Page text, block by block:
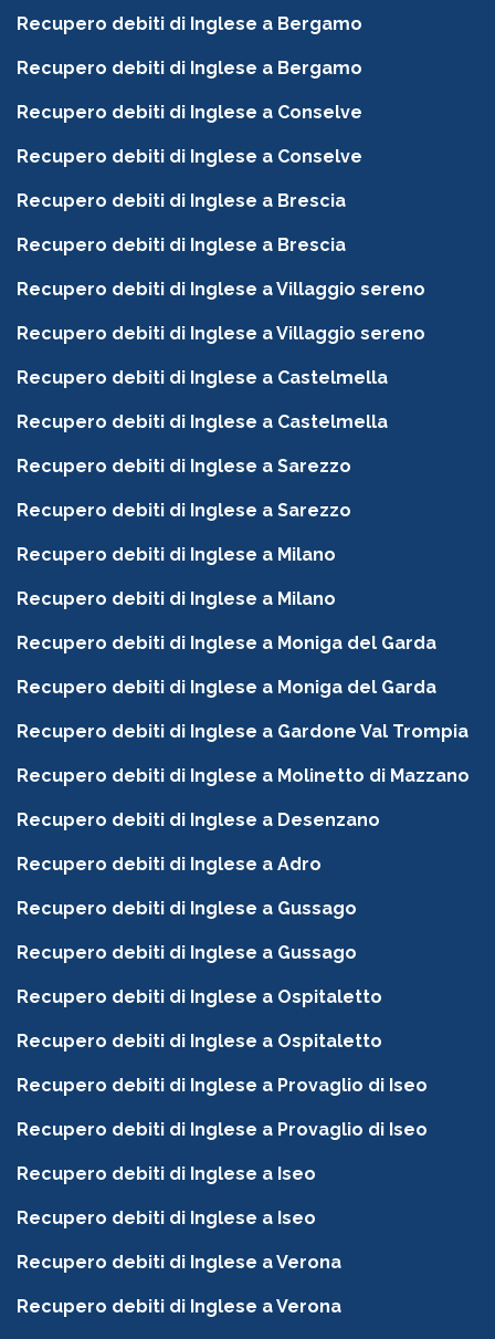
Recupero debiti di Inglese a Bergamo
Recupero debiti di Inglese a Bergamo
Recupero debiti di Inglese a Conselve
Recupero debiti di Inglese a Conselve
Recupero debiti di Inglese a Brescia
Recupero debiti di Inglese a Brescia
Recupero debiti di Inglese a Villaggio sereno
Recupero debiti di Inglese a Villaggio sereno
Recupero debiti di Inglese a Castelmella
Recupero debiti di Inglese a Castelmella
Recupero debiti di Inglese a Sarezzo
Recupero debiti di Inglese a Sarezzo
Recupero debiti di Inglese a Milano
Recupero debiti di Inglese a Milano
Recupero debiti di Inglese a Moniga del Garda
Recupero debiti di Inglese a Moniga del Garda
Recupero debiti di Inglese a Gardone Val Trompia
Recupero debiti di Inglese a Molinetto di Mazzano
Recupero debiti di Inglese a Desenzano
Recupero debiti di Inglese a Adro
Recupero debiti di Inglese a Gussago
Recupero debiti di Inglese a Gussago
Recupero debiti di Inglese a Ospitaletto
Recupero debiti di Inglese a Ospitaletto
Recupero debiti di Inglese a Provaglio di Iseo
Recupero debiti di Inglese a Provaglio di Iseo
Recupero debiti di Inglese a Iseo
Recupero debiti di Inglese a Iseo
Recupero debiti di Inglese a Verona
Recupero debiti di Inglese a Verona